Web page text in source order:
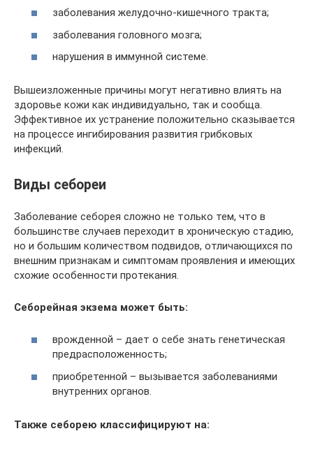
заболевания желудочно-кишечного тракта;
заболевания головного мозга;
нарушения в иммунной системе.
Вышеизложенные причины могут негативно влиять на
здоровье кожи как индивидуально, так и сообща.
Эффективное их устранение положительно сказывается
на процессе ингибирования развития грибковых
инфекций.
Виды себореи
Заболевание себорея сложно не только тем, что в
большинстве случаев переходит в хроническую стадию,
но и большим количеством подвидов, отличающихся по
внешним признакам и симптомам проявления и имеющих
схожие особенности протекания.
Себорейная экзема может быть:
врожденной – дает о себе знать генетическая
предрасположенность;
приобретенной – вызывается заболеваниями
внутренних органов.
Также себорею классифицируют на: